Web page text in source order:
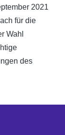
2021
für die
Wahl
des